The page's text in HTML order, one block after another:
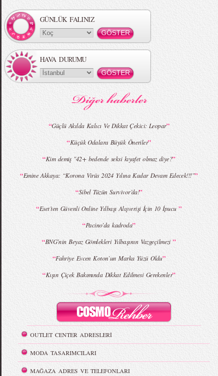
MBFWI - Gülçin Çengel 2015 Yaz
MBFWI - Zeynep Erdoğan 2015 Yaz
MBFWI - Giray Sepin 2015 Yaz Koleksiyonu MBFWI - Burçe Bekrek 2015 Yaz Koleksiyonu
GÜNLÜK FALINIZ
HAVA DURUMU
“Güçlü Akılda Kalıcı Ve Dikkat Çekici: Leopar”
“Küçük Odalara Büyük Öneriler”
“Kim demiş "42+ bedende seksi kıyafet olmaz diye?”
“Emine Akkaya: “Korona Virüs 2024 Yılına Kadar Devam Edecek!!!””
“Sibel Tüzün Survivor’da!”
“Eset’ten Güvenli Online Yılbaşı Alışverişi İçin 10 İpucu”
“Pacino'da kadroda”
“BNG’nin Beyaz Gömlekleri Yılbaşının Vazgeçilmezi”
“Fahriye Evcen Koton`un Marka Yüzü Oldu”
“Kışın Çiçek Bakımında Dikkat Edilmesi Gerekenler”
OUTLET CENTER ADRESLERİ
MODA TASARIMCILARI
MAĞAZA ADRES VE TELEFONLARI